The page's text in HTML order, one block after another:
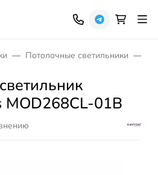
Потолочные светильники
MOD268CL-01B